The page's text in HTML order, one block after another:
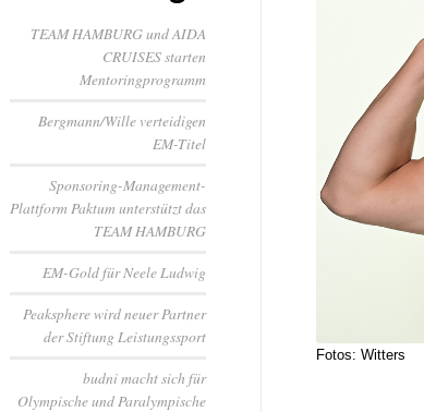
Fotos: Witters
TEAM HAMBURG und AIDA
CRUISES starten
Mentoringprogramm
Bergmann/Wille verteidigen
EM-Titel
Sponsoring-Management-
Plattform Paktum unterstützt das
TEAM HAMBURG
EM-Gold für Neele Ludwig
Peaksphere wird neuer Partner
der Stiftung Leistungssport
budni macht sich für
Olympische und Paralympische